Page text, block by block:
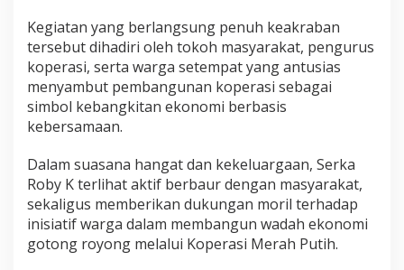
r
a
s
i
M
e
h
P
u
t
i
h
Kegiatan yang berlangsung penuh keakraban
tersebut dihadiri oleh tokoh masyarakat, pengurus
koperasi, serta warga setempat yang antusias
menyambut pembangunan koperasi sebagai
simbol kebangkitan ekonomi berbasis
kebersamaan.
Dalam suasana hangat dan kekeluargaan, Serka
Roby K terlihat aktif berbaur dengan masyarakat,
sekaligus memberikan dukungan moril terhadap
inisiatif warga dalam membangun wadah ekonomi
gotong royong melalui Koperasi Merah Putih.